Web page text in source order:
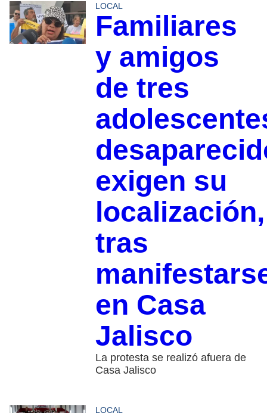
LOCAL
Familiares
y amigos
de tres
exigen su
localización,
tras
en Casa
Jalisco
La protesta se realizó afuera de
Casa Jalisco
LOCAL